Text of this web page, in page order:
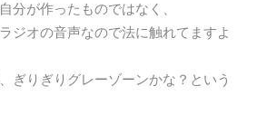
分が作ったものではなく、
ジオの音声なので法に触れてますよ
ぎりぎりグレーゾーンかな？という